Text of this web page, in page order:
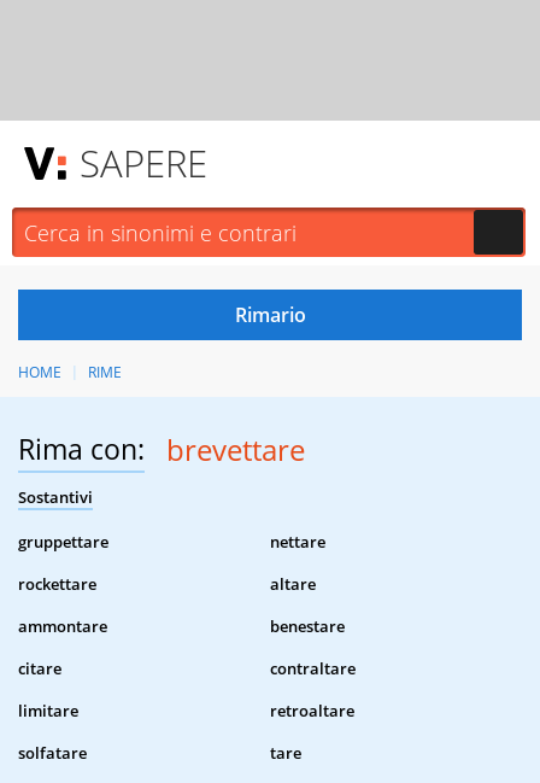
SAPERE
HOME RIME
Rima con: brevettare
Sostantivi
gruppettare
nettare
rockettare
altare
ammontare
benestare
citare
contraltare
limitare
retroaltare
solfatare
tare